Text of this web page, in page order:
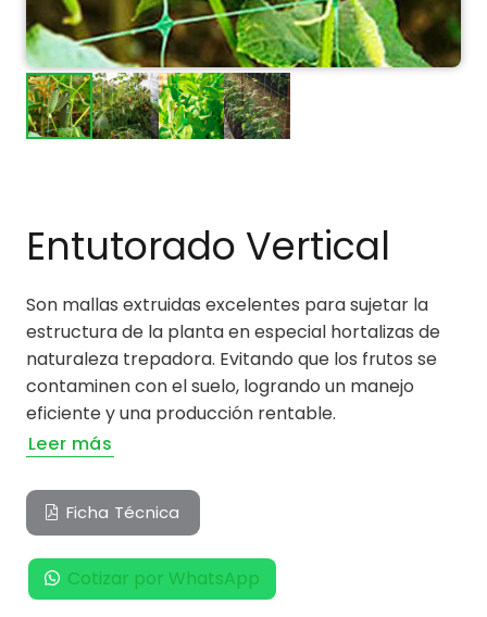
Entutorado Vertical
Son mallas extruidas excelentes para sujetar la
estructura de la planta en especial hortalizas de
naturaleza trepadora. Evitando que los frutos se
contaminen con el suelo, logrando un manejo
eficiente y una producción rentable.
Leer más
Ficha Técnica
Cotizar por WhatsApp